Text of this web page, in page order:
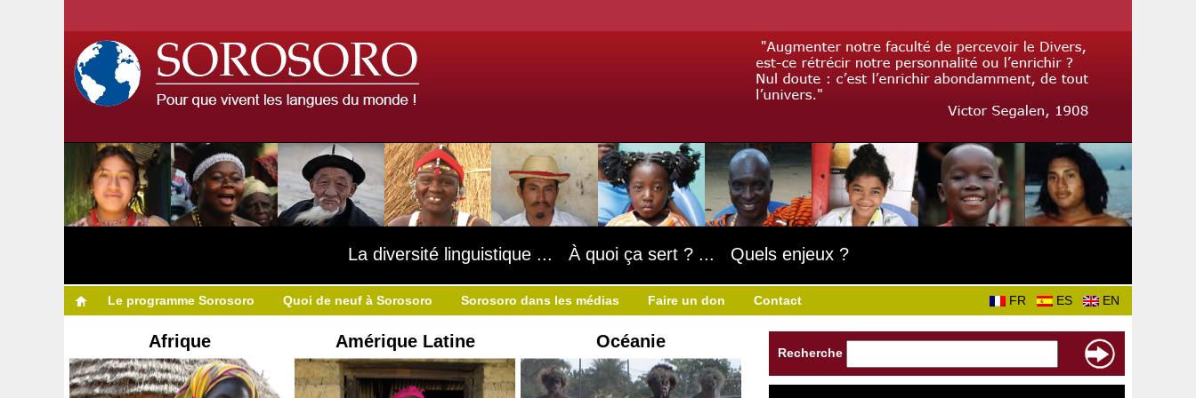
La diversité linguistique ... À quoi ça sert ? ... Quels enjeux ?
Le programme Sorosoro Quoi de neuf à Sorosoro Sorosoro dans les médias Faire un don Contact FR ES EN
Afrique Amérique Latine Océanie
Recherche